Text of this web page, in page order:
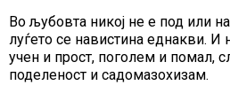
Во љубовта никој не е под или
луѓето се навистина еднакви. И
учен и прост, поголем и помал,
поделеност и садомазохизам.